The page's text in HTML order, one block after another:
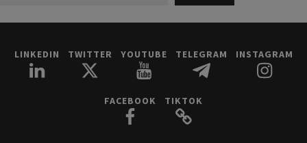
LINKEDIN TWITTER YOUTUBE TELEGRAM INSTAGRAM
FACEBOOK TIKTOK